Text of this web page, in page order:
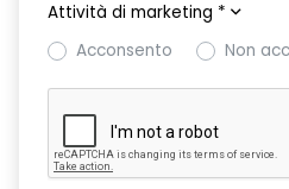
Attività di marketing *
Acconsento
Non